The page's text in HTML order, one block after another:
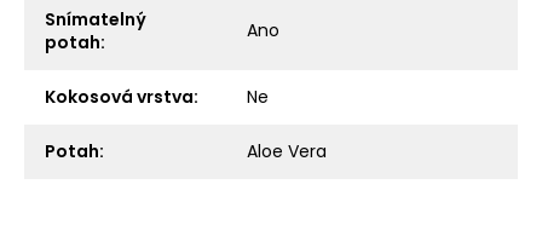
Snímatelný
potah: Ano
Kokosová vrstva: Ne
Potah: Aloe Vera